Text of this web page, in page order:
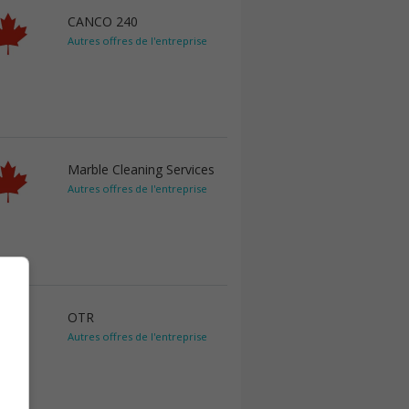
CANCO 240
Autres offres de l'entreprise
Marble Cleaning Services
Autres offres de l'entreprise
OTR
Autres offres de l'entreprise